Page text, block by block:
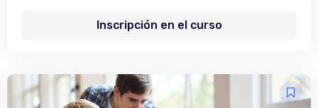
Inscripción en el curso